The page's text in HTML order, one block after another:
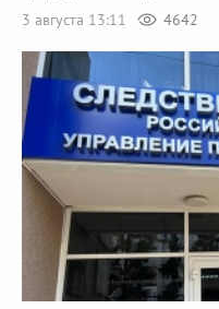
3 августа 13:11
4642